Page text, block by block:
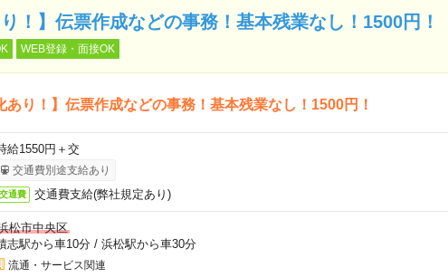
り！】伝票作成などの事務！基本残業なし！1500円！
WEB登録・面接OK
あり！】伝票作成などの事務！基本残業なし！1500円！
給1550円＋交
交通費別途支給あり
交通費 交通費支給(弊社規定あり)
松市中央区
志駅から車10分/ 浜松駅から車30分
流通・サービス関連